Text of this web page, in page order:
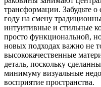
трансформации. Забудьте
году на смену
интуитивные и стильные
просто функциональной,
новых подходах важно не
высококачественные
деталь, поскольку
минимуму визуальные
восприятие пространства.